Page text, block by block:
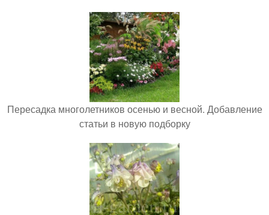
Пересадка многолетников осенью и весной. Добавление
статьи в новую подборку